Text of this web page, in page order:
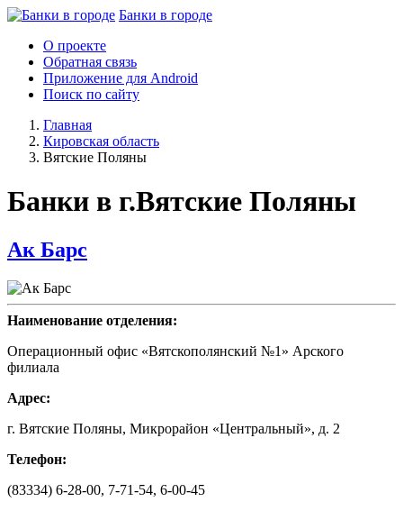
Банки в городе
О проекте
Обратная связь
Приложение для Android
Поиск по сайту
Главная
Кировская область
Вятские Поляны
Банки в г.Вятские Поляны
Ак Барс
Наименование отделения:
Операционный офис «Вятскополянский №1» Арского
филиала
Адрес:
г. Вятские Поляны, Микрорайон «Центральный», д. 2
Телефон:
(83334) 6-28-00, 7-71-54, 6-00-45